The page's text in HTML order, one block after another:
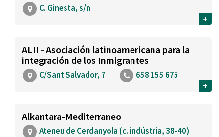
C. Ginesta, s/n
+
ALII - Asociación latinoamericana para la
integración de los Inmigrantes
C/Sant Salvador, 7
658 155 675
+
Alkantara-Mediterraneo
Ateneu de Cerdanyola (c. indústria, 38-40)